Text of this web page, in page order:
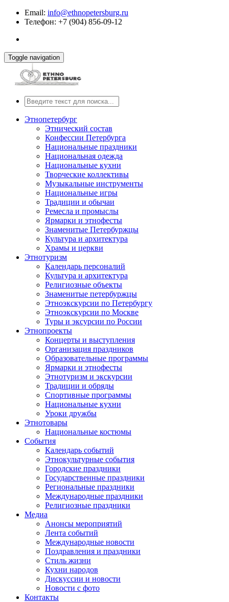
Email: info@ethnopetersburg.ru
Телефон: +7 (904) 856-09-12
Toggle navigation
Этнопетербург
Этнический состав
Конфессии Петербурга
Национальные праздники
Национальная одежда
Национальные кухни
Творческие коллективы
Музыкальные инструменты
Национальные игры
Традиции и обычаи
Ремесла и промыслы
Ярмарки и этнофесты
Знаменитые Петербуржцы
Культура и архитектура
Храмы и церкви
Этнотуризм
Календарь персоналий
Культура и архитектура
Религиозные объекты
Знаменитые петербуржцы
Этноэкскурсии по Петербургу
Этноэкскурсии по Москве
Туры и эксурсии по России
Этнопроекты
Концерты и выступления
Организация праздников
Образовательные программы
Ярмарки и этнофесты
Этнотуризм и экскурсии
Традиции и обряды
Спортивные программы
Национальные кухни
Уроки дружбы
Этнотовары
Национальные костюмы
События
Календарь событий
Этнокультурные события
Городские праздники
Государственные праздники
Региональные праздники
Международные праздники
Религиозные праздники
Медиа
Анонсы мероприятий
Лента событий
Международные новости
Поздравления и праздники
Cтиль жизни
Кухни народов
Дискуссии и новости
Новости с фото
Контакты